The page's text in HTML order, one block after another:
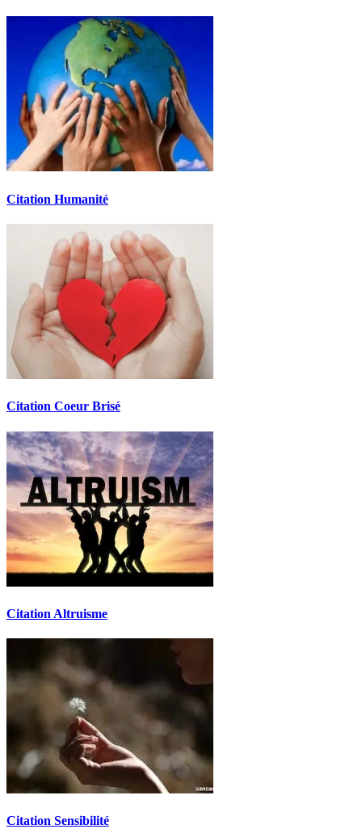
Citation Humanité
Citation Coeur Brisé
Citation Altruisme
Citation Sensibilité